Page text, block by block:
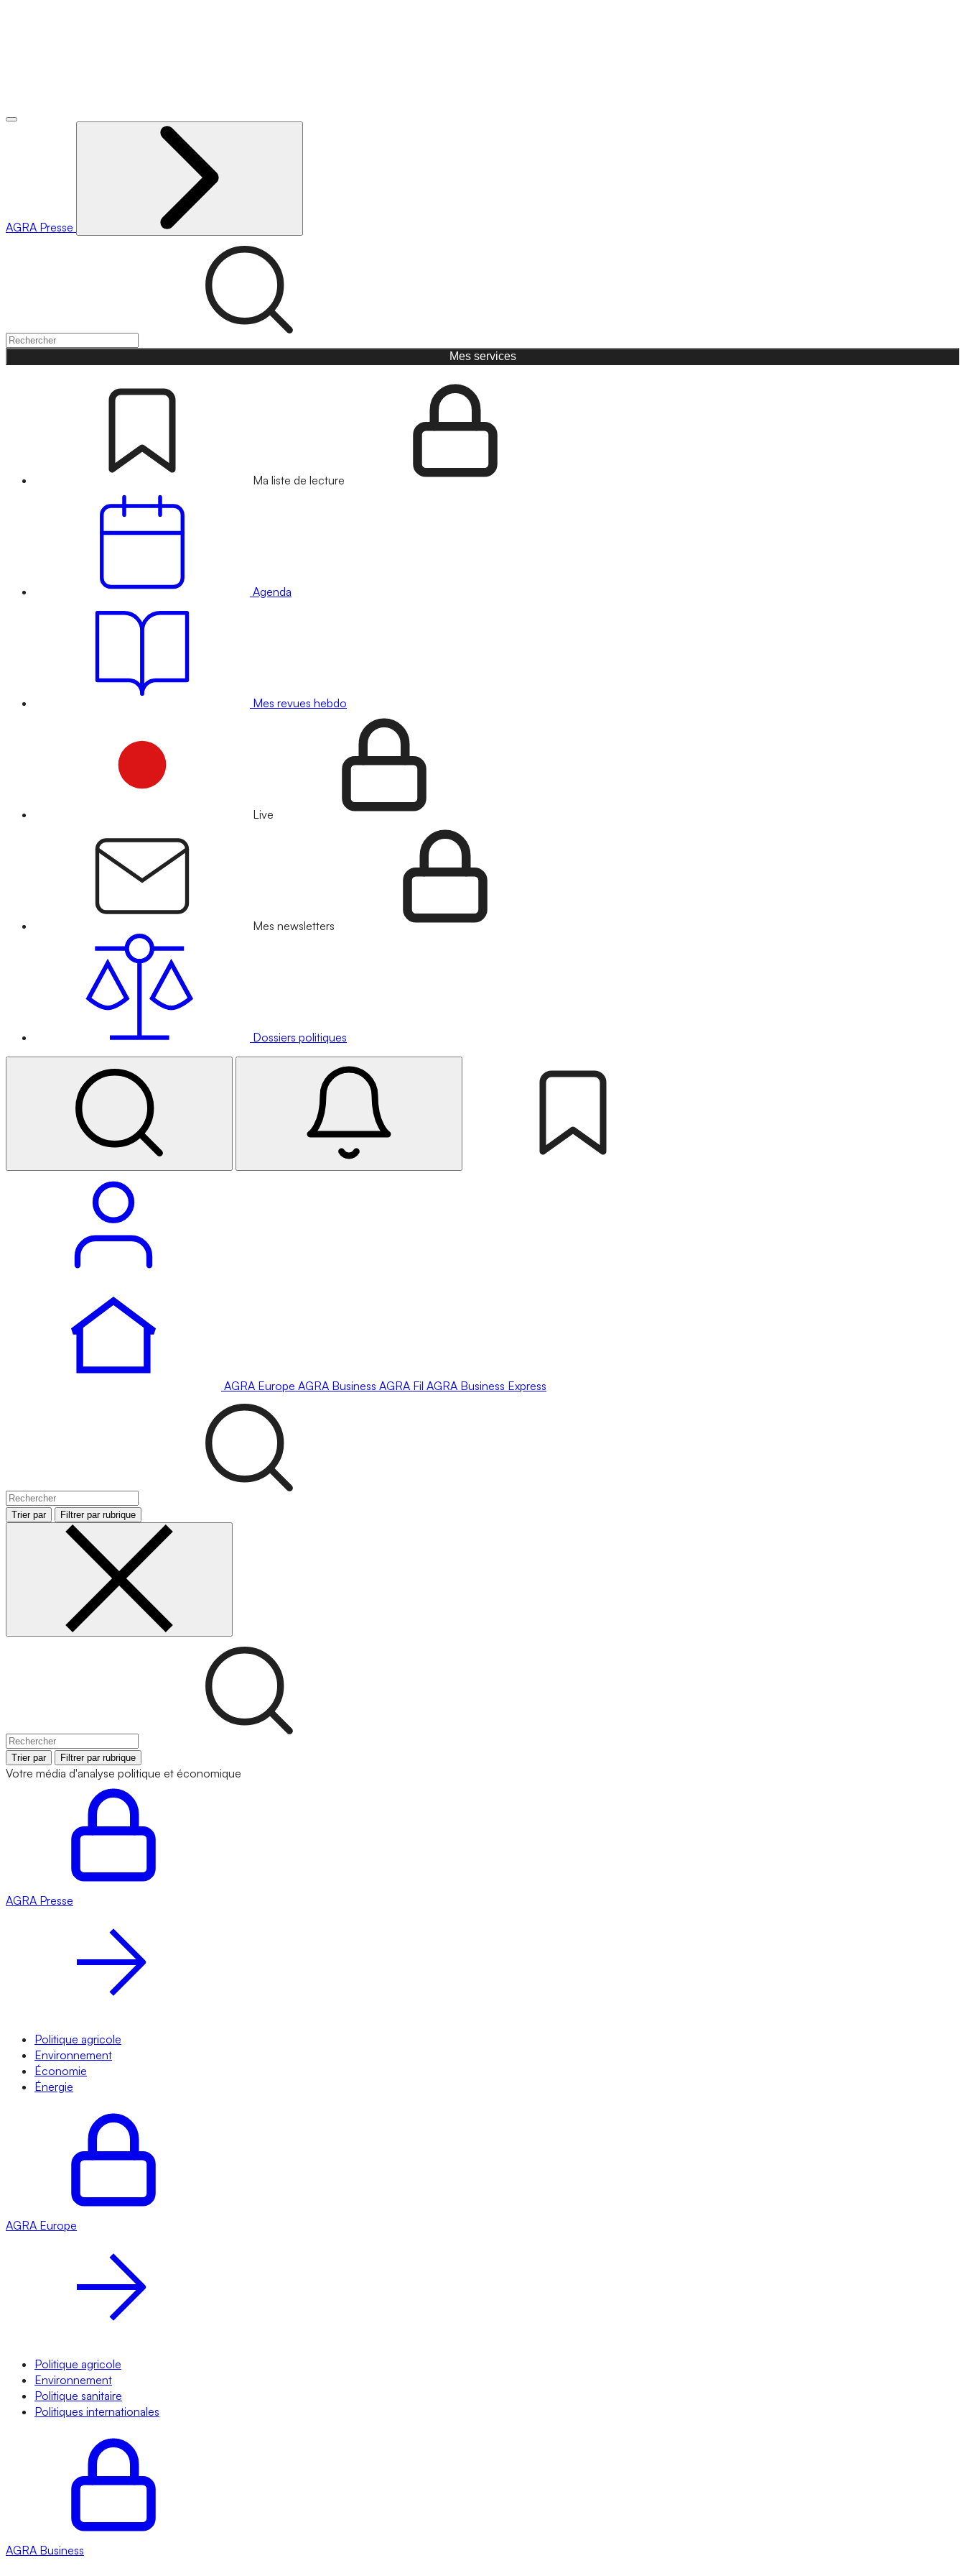
AGRA Presse
Mes services
Ma liste de lecture
Agenda
Mes revues hebdo
Live
Mes newsletters
Dossiers politiques
AGRA Europe AGRA Business AGRA Fil AGRA Business Express
Trier par Filtrer par rubrique
Trier par Filtrer par rubrique
Votre média d'analyse politique et économique
AGRA Presse
Politique agricole
Environnement
Économie
Énergie
AGRA Europe
Politique agricole
Environnement
Politique sanitaire
Politiques internationales
AGRA Business